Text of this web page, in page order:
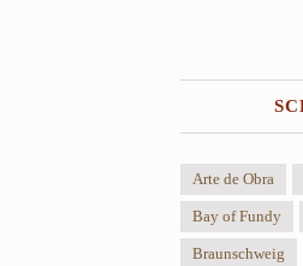
Arte de Obra
Bay of Fundy
Braunschweig